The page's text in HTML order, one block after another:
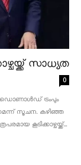
സാധ്യത
0
ഡൊണാൾഡ് ട്രംപും
സൂചന. കഴിഞ്ഞ
കൂടിക്കാഴ്ചയ്ക്ക്...